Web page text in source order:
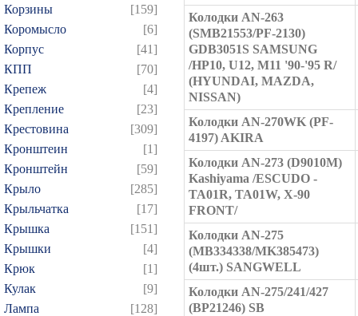
Корзины
[159]
Коромысло
[6]
Корпус
[41]
КПП
[70]
Крепеж
[4]
Крепление
[23]
Крестовина
[309]
Кронштеин
[1]
Кронштейн
[59]
Крыло
[285]
Крыльчатка
[17]
Крышка
[151]
Крышки
[4]
Крюк
[1]
Кулак
[9]
Лампа
[128]
Колодки AN-263
(SMB21553/PF-2130)
GDB3051S SAMSUNG
/HP10, U12, M11 '90-'95 R/
(HYUNDAI, MAZDA,
NISSAN)
Колодки AN-270WK (PF-
4197) AKIRA
Колодки AN-273 (D9010M)
Kashiyama /ESCUDO -
TA01R, TA01W, X-90
FRONT/
Колодки AN-275
(MB334338/MK385473)
(4шт.) SANGWELL
Колодки AN-275/241/427
(BP21246) SB